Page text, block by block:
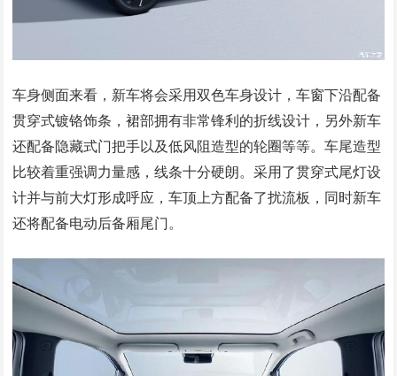
车身侧面来看，新车将会采用双色车身设计，车窗下沿配备
贯穿式镀铬饰条，裙部拥有非常锋利的折线设计，另外新车
还配备隐藏式门把手以及低风阻造型的轮圈等等。车尾造型
比较着重强调力量感，线条十分硬朗。采用了贯穿式尾灯设
计并与前大灯形成呼应，车顶上方配备了扰流板，同时新车
还将配备电动后备厢尾门。